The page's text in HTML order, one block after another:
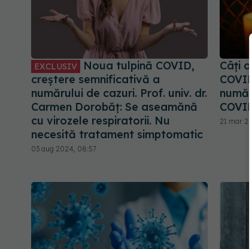
EXCLUSIV
Noua tulpină COVID,
creștere semnificativă a
numărului de cazuri. Prof. univ. dr.
Carmen Dorobăț: Se aseamănă
cu virozele respiratorii. Nu
necesită tratament simptomatic
03 aug 2024, 08:57
Câți
21 mar